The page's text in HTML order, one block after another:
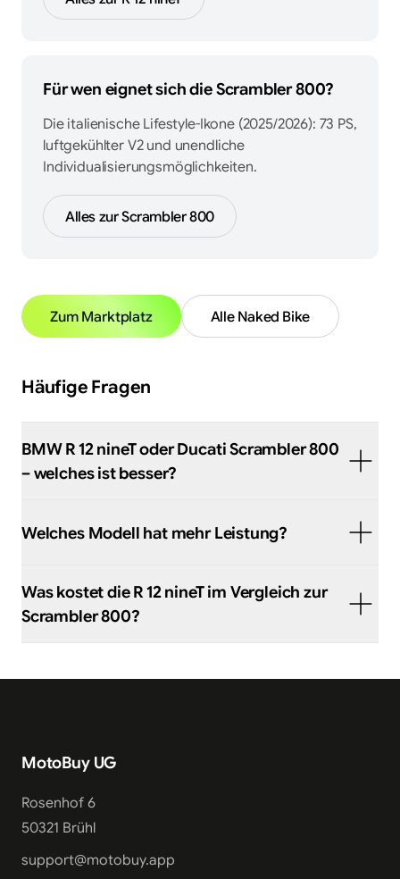
Für wen eignet sich dieScrambler 800?
Die italienische Lifestyle-Ikone (2025/2026): 73 PS,
luftgekühlter V2 und unendliche
Individualisierungsmöglichkeiten.
Alles zurScrambler 800
Zum Marktplatz AlleNaked Bike
Häufige Fragen
BMW R 12 nineT oder Ducati Scrambler 800
– welches ist besser?
Welches Modell hat mehr Leistung?
Was kostet die R 12 nineT im Vergleich zur
Scrambler 800?
MotoBuy UG
Rosenhof 6
50321 Brühl
support@motobuy.app